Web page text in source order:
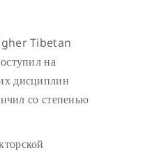
Tibetan
на
дисциплин
со степенью